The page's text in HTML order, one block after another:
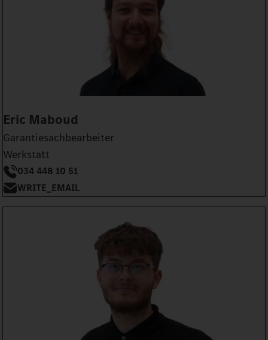
Eric Maboud
Garantiesachbearbeiter
Werkstatt
034 448 10 51
WRITE_EMAIL